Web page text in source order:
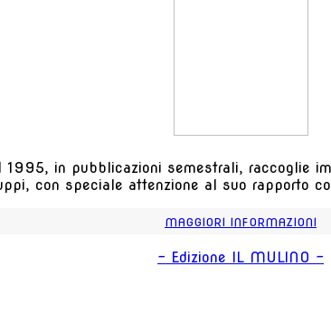
1995, in pubblicazioni semestrali, raccoglie
con speciale attenzione al suo rapporto
MAGGIORI INFORMAZIONI
- Edizione IL MULINO -